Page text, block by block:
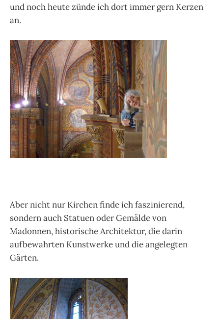
und noch heute zünde ich dort immer gern Kerzen
an.
Aber nicht nur Kirchen finde ich faszinierend,
sondern auch Statuen oder Gemälde von
Madonnen, historische Architektur, die darin
aufbewahrten Kunstwerke und die angelegten
Gärten.